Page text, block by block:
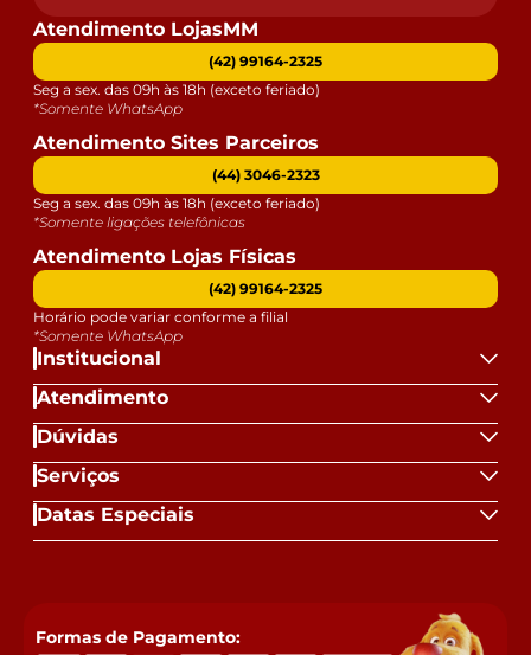
Institucional
Atendimento
Dúvidas
Serviços
Datas Especiais
Atendimento LojasMM
(42) 99164-2325
Seg a sex. das 09h às 18h (exceto feriado)
*Somente WhatsApp
Atendimento Sites Parceiros
(44) 3046-2323
Seg a sex. das 09h às 18h (exceto feriado)
*Somente ligações telefônicas
Atendimento Lojas Físicas
(42) 99164-2325
Horário pode variar conforme a filial
*Somente WhatsApp
Formas de Pagamento: